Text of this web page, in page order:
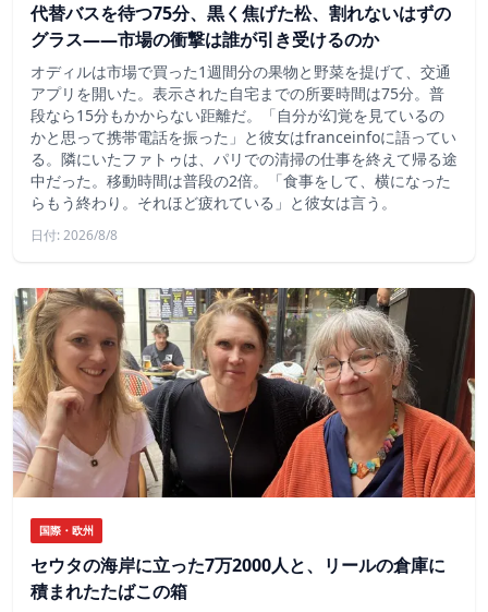
代替バスを待つ75分、黒く焦げた松、割れないはずの
グラス——市場の衝撃は誰が引き受けるのか
オディルは市場で買った1週間分の果物と野菜を提げて、交通
アプリを開いた。表示された自宅までの所要時間は75分。普
段なら15分もかからない距離だ。「自分が幻覚を見ているの
かと思って携帯電話を振った」と彼女はfranceinfoに語ってい
る。隣にいたファトゥは、パリでの清掃の仕事を終えて帰る途
中だった。移動時間は普段の2倍。「食事をして、横になった
らもう終わり。それほど疲れている」と彼女は言う。
日付: 2026/8/8
国際・欧州
セウタの海岸に立った7万2000人と、リールの倉庫に
積まれたたばこの箱